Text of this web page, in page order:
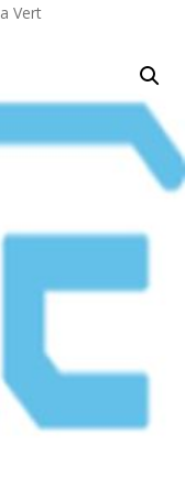
Vert